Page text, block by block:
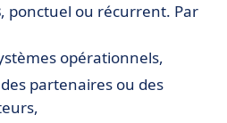
, ponctuel ou récurrent. Par
opérationnels,
partenaires ou des